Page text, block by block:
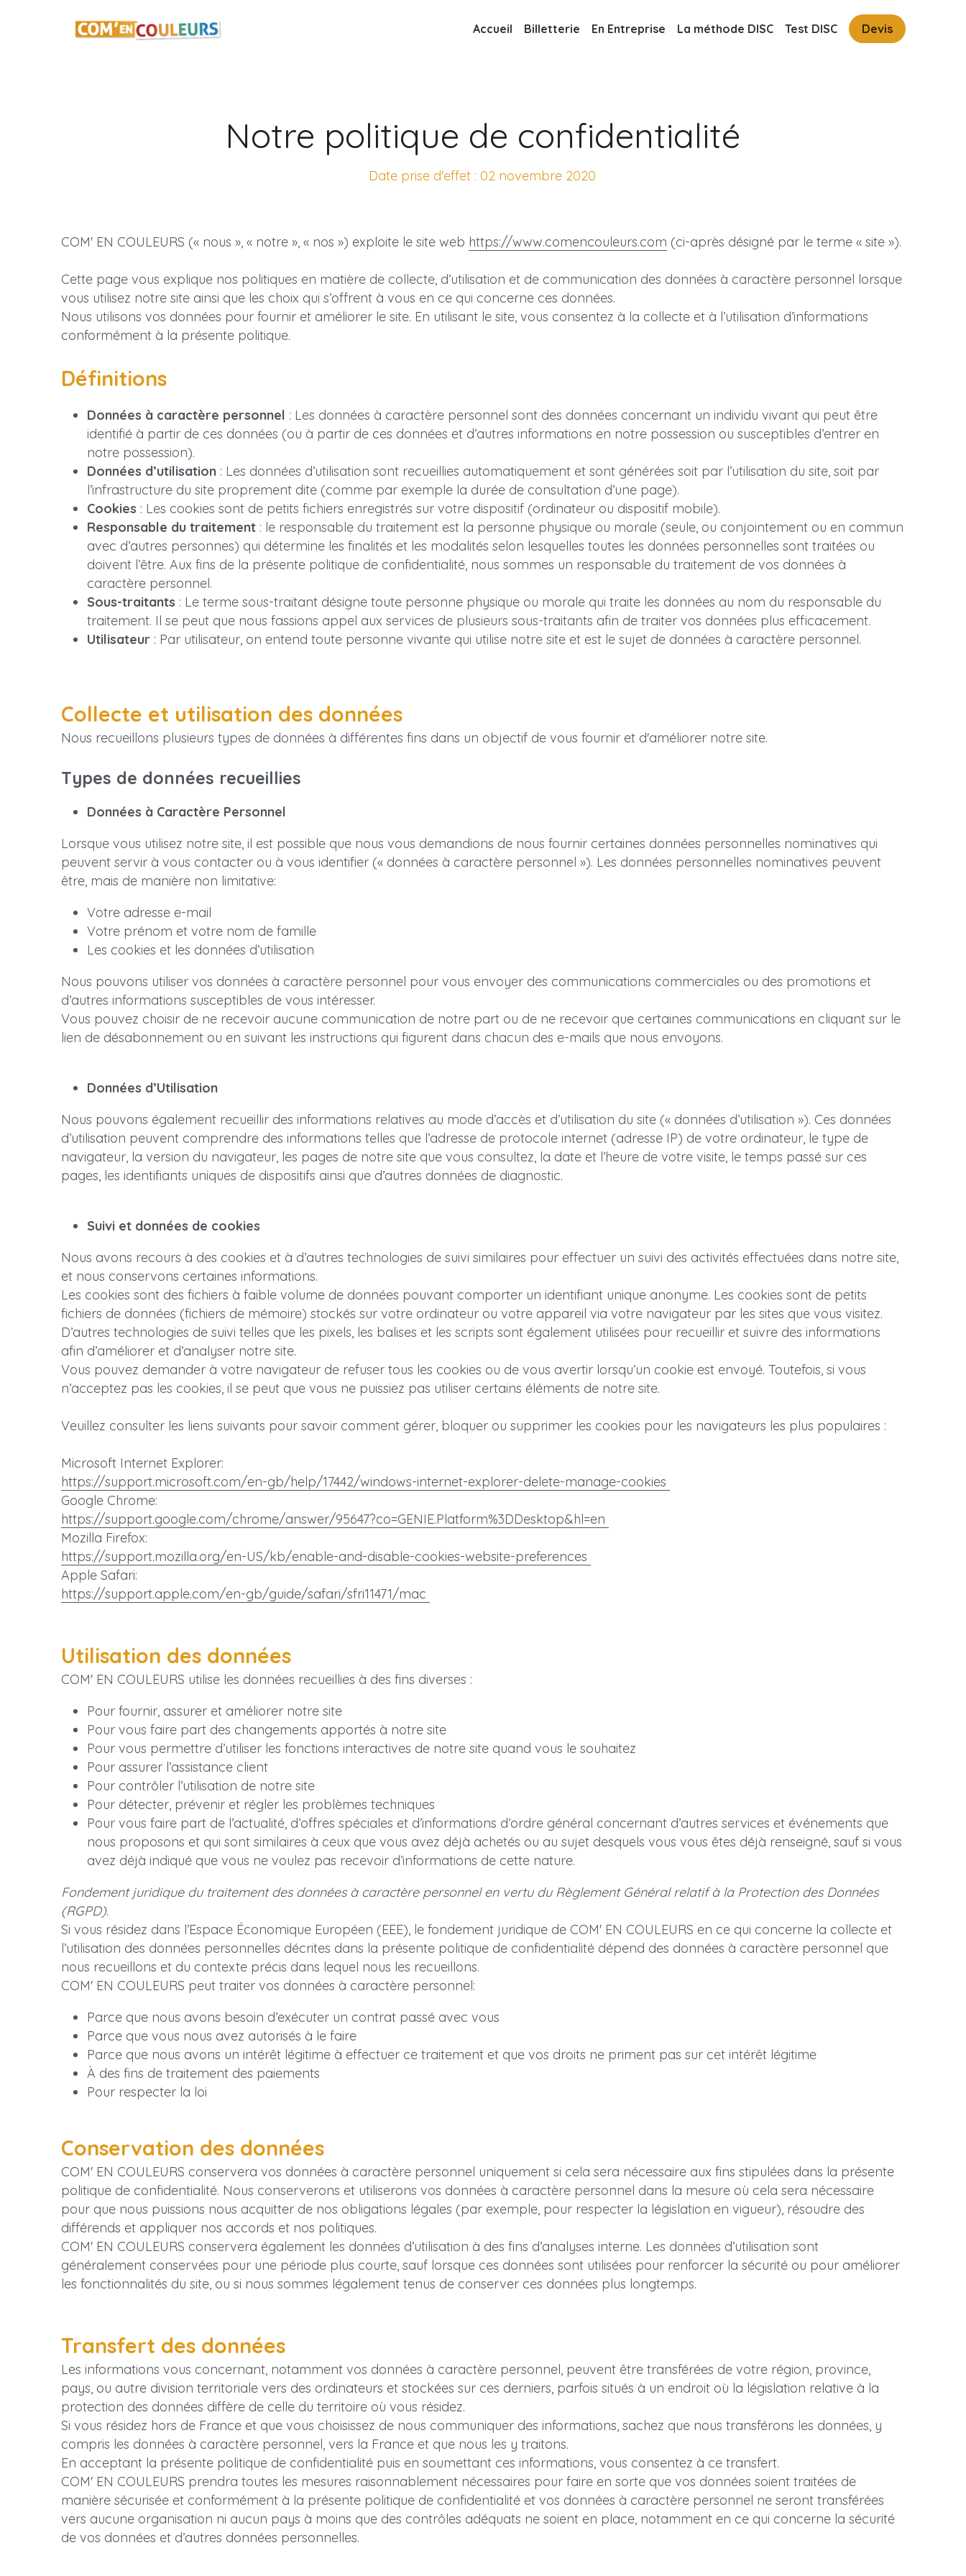
Accueil Billetterie En Entreprise La méthode DISC Test DISC Devis
Notre politique de confidentialité
Date prise d'effet : 02 novembre 2020
COM' EN COULEURS (« nous », « notre », « nos ») exploite le site web https://www.comencouleurs.com (ci-après désigné par le terme « site »).
Cette page vous explique nos politiques en matière de collecte, d’utilisation et de communication des données à caractère personnel lorsque
vous utilisez notre site ainsi que les choix qui s’offrent à vous en ce qui concerne ces données.
Nous utilisons vos données pour fournir et améliorer le site. En utilisant le site, vous consentez à la collecte et à l’utilisation d’informations
conformément à la présente politique.
Définitions
Données à caractère personnel : Les données à caractère personnel sont des données concernant un individu vivant qui peut être
identifié à partir de ces données (ou à partir de ces données et d’autres informations en notre possession ou susceptibles d’entrer en
notre possession).
Données d’utilisation : Les données d’utilisation sont recueillies automatiquement et sont générées soit par l’utilisation du site, soit par
l’infrastructure du site proprement dite (comme par exemple la durée de consultation d’une page).
Cookies : Les cookies sont de petits fichiers enregistrés sur votre dispositif (ordinateur ou dispositif mobile).
Responsable du traitement : le responsable du traitement est la personne physique ou morale (seule, ou conjointement ou en commun
avec d’autres personnes) qui détermine les finalités et les modalités selon lesquelles toutes les données personnelles sont traitées ou
doivent l’être. Aux fins de la présente politique de confidentialité, nous sommes un responsable du traitement de vos données à
caractère personnel.
Sous-traitants : Le terme sous-traitant désigne toute personne physique ou morale qui traite les données au nom du responsable du
traitement. Il se peut que nous fassions appel aux services de plusieurs sous-traitants afin de traiter vos données plus efficacement.
Utilisateur : Par utilisateur, on entend toute personne vivante qui utilise notre site et est le sujet de données à caractère personnel.
Collecte et utilisation des données
Nous recueillons plusieurs types de données à différentes fins dans un objectif de vous fournir et d'améliorer notre site.
Types de données recueillies
Données à Caractère Personnel
Lorsque vous utilisez notre site, il est possible que nous vous demandions de nous fournir certaines données personnelles nominatives qui
peuvent servir à vous contacter ou à vous identifier (« données à caractère personnel »). Les données personnelles nominatives peuvent
être, mais de manière non limitative:
Votre adresse e-mail
Votre prénom et votre nom de famille
Les cookies et les données d’utilisation
Nous pouvons utiliser vos données à caractère personnel pour vous envoyer des communications commerciales ou des promotions et
d’autres informations susceptibles de vous intéresser.
Vous pouvez choisir de ne recevoir aucune communication de notre part ou de ne recevoir que certaines communications en cliquant sur le
lien de désabonnement ou en suivant les instructions qui figurent dans chacun des e-mails que nous envoyons.
Données d’Utilisation
Nous pouvons également recueillir des informations relatives au mode d’accès et d’utilisation du site (« données d’utilisation »). Ces données
d’utilisation peuvent comprendre des informations telles que l’adresse de protocole internet (adresse IP) de votre ordinateur, le type de
navigateur, la version du navigateur, les pages de notre site que vous consultez, la date et l’heure de votre visite, le temps passé sur ces
pages, les identifiants uniques de dispositifs ainsi que d’autres données de diagnostic.
Suivi et données de cookies
Nous avons recours à des cookies et à d’autres technologies de suivi similaires pour effectuer un suivi des activités effectuées dans notre site,
et nous conservons certaines informations.
Les cookies sont des fichiers à faible volume de données pouvant comporter un identifiant unique anonyme. Les cookies sont de petits
fichiers de données (fichiers de mémoire) stockés sur votre ordinateur ou votre appareil via votre navigateur par les sites que vous visitez.
D’autres technologies de suivi telles que les pixels, les balises et les scripts sont également utilisées pour recueillir et suivre des informations
afin d’améliorer et d’analyser notre site.
Vous pouvez demander à votre navigateur de refuser tous les cookies ou de vous avertir lorsqu’un cookie est envoyé. Toutefois, si vous
n’acceptez pas les cookies, il se peut que vous ne puissiez pas utiliser certains éléments de notre site.
Veuillez consulter les liens suivants pour savoir comment gérer, bloquer ou supprimer les cookies pour les navigateurs les plus populaires :
Microsoft Internet Explorer:
https://support.microsoft.com/en-gb/help/17442/windows-internet-explorer-delete-manage-cookies
Google Chrome:
https://support.google.com/chrome/answer/95647?co=GENIE.Platform%3DDesktop&hl=en
Mozilla Firefox:
https://support.mozilla.org/en-US/kb/enable-and-disable-cookies-website-preferences
Apple Safari:
https://support.apple.com/en-gb/guide/safari/sfri11471/mac
Utilisation des données
COM' EN COULEURS utilise les données recueillies à des fins diverses :
Pour fournir, assurer et améliorer notre site
Pour vous faire part des changements apportés à notre site
Pour vous permettre d’utiliser les fonctions interactives de notre site quand vous le souhaitez
Pour assurer l’assistance client
Pour contrôler l’utilisation de notre site
Pour détecter, prévenir et régler les problèmes techniques
Pour vous faire part de l’actualité, d’offres spéciales et d’informations d’ordre général concernant d’autres services et événements que
nous proposons et qui sont similaires à ceux que vous avez déjà achetés ou au sujet desquels vous vous êtes déjà renseigné, sauf si vous
avez déjà indiqué que vous ne voulez pas recevoir d’informations de cette nature.
Fondement juridique du traitement des données à caractère personnel en vertu du Règlement Général relatif à la Protection des Données
(RGPD).
Si vous résidez dans l’Espace Économique Européen (EEE), le fondement juridique de COM' EN COULEURS en ce qui concerne la collecte et
l’utilisation des données personnelles décrites dans la présente politique de confidentialité dépend des données à caractère personnel que
nous recueillons et du contexte précis dans lequel nous les recueillons.
COM' EN COULEURS peut traiter vos données à caractère personnel:
Parce que nous avons besoin d’exécuter un contrat passé avec vous
Parce que vous nous avez autorisés à le faire
Parce que nous avons un intérêt légitime à effectuer ce traitement et que vos droits ne priment pas sur cet intérêt légitime
À des fins de traitement des paiements
Pour respecter la loi
Conservation des données
COM' EN COULEURS conservera vos données à caractère personnel uniquement si cela sera nécessaire aux fins stipulées dans la présente
politique de confidentialité. Nous conserverons et utiliserons vos données à caractère personnel dans la mesure où cela sera nécessaire
pour que nous puissions nous acquitter de nos obligations légales (par exemple, pour respecter la législation en vigueur), résoudre des
différends et appliquer nos accords et nos politiques.
COM' EN COULEURS conservera également les données d’utilisation à des fins d’analyses interne. Les données d’utilisation sont
généralement conservées pour une période plus courte, sauf lorsque ces données sont utilisées pour renforcer la sécurité ou pour améliorer
les fonctionnalités du site, ou si nous sommes légalement tenus de conserver ces données plus longtemps.
Transfert des données
Les informations vous concernant, notamment vos données à caractère personnel, peuvent être transférées de votre région, province,
pays, ou autre division territoriale vers des ordinateurs et stockées sur ces derniers, parfois situés à un endroit où la législation relative à la
protection des données diffère de celle du territoire où vous résidez.
Si vous résidez hors de France et que vous choisissez de nous communiquer des informations, sachez que nous transférons les données, y
compris les données à caractère personnel, vers la France et que nous les y traitons.
En acceptant la présente politique de confidentialité puis en soumettant ces informations, vous consentez à ce transfert.
COM' EN COULEURS prendra toutes les mesures raisonnablement nécessaires pour faire en sorte que vos données soient traitées de
manière sécurisée et conformément à la présente politique de confidentialité et vos données à caractère personnel ne seront transférées
vers aucune organisation ni aucun pays à moins que des contrôles adéquats ne soient en place, notamment en ce qui concerne la sécurité
de vos données et d’autres données personnelles.